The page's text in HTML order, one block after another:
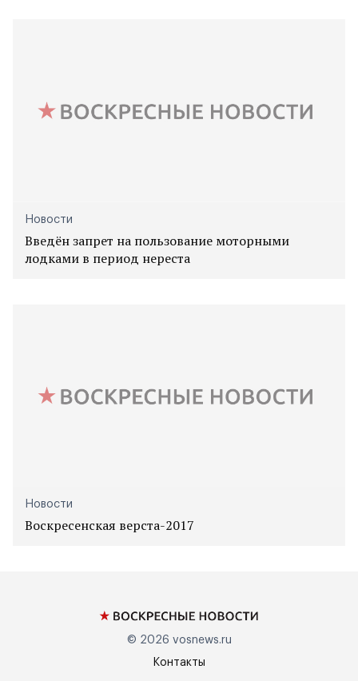
Новости
Введён запрет на пользование моторными
лодками в период нереста
Новости
Воскресенская верста-2017
© 2026 vosnews.ru
Контакты